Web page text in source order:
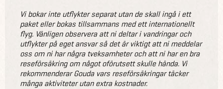
Vi bokar inte utflykter separat utan de skall ingå i ett
paket eller bokas tillsammans med ett internationellt
flyg. Vänligen observera att ni deltar i vandringar och
utflykter på eget ansvar så det är viktigt att ni meddelar
oss om ni har några tveksamheter och att ni har en bra
reseförsäkring om något oförutsett skulle hända. Vi
rekommenderar Gouda vars reseförsäkringar täcker
många aktiviteter utan extra kostnader.